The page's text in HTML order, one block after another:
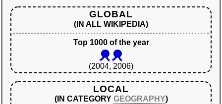
GLOBAL
(IN ALL WIKIPEDIA)
Top 1000 of the year
(2004, 2006)
LOCAL
(IN CATEGORY GEOGRAPHY)